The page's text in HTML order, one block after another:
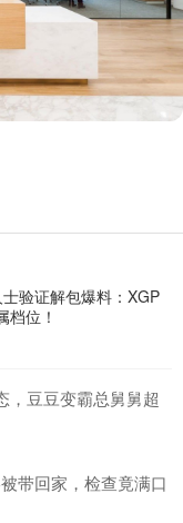
验证解包爆料：XGP
档位！
，豆豆变霸总舅舅超
带回家，检查竟满口